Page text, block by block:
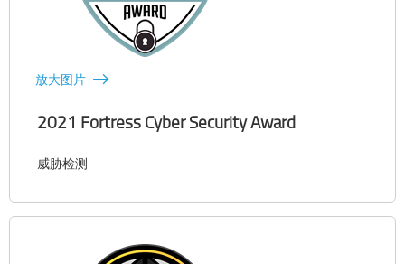
放大图片
2021 Fortress Cyber Security Award
威胁检测